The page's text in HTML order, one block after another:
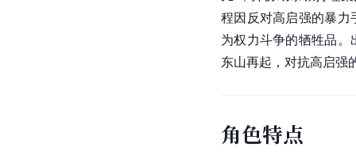
程因反对高启强的暴力
为权力斗争的牺牲品
东山再起，对抗高启强
角色特点